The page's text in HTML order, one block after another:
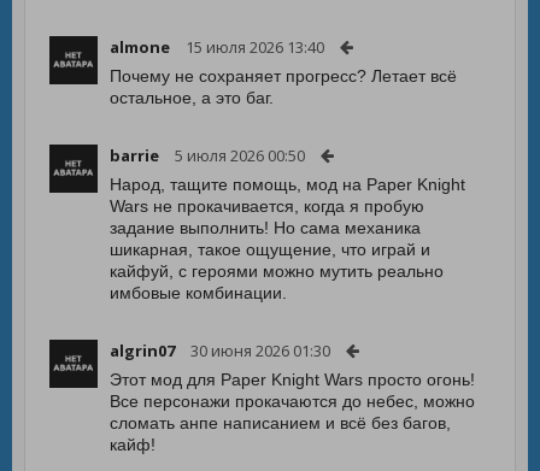
almone 15 июля 2026 13:40
Почему не сохраняет прогресс? Летает всё
остальное, а это баг.
barrie 5 июля 2026 00:50
Народ, тащите помощь, мод на Paper Knight
Wars не прокачивается, когда я пробую
задание выполнить! Но сама механика
шикарная, такое ощущение, что играй и
кайфуй, с героями можно мутить реально
имбовые комбинации.
algrin07 30 июня 2026 01:30
Этот мод для Paper Knight Wars просто огонь!
Все персонажи прокачаются до небес, можно
сломать анпе написанием и всё без багов,
кайф!